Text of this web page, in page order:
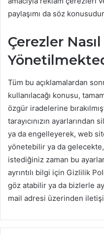
paylaşımı da söz
Çerezler Nasıl
Tüm bu açıklamalardan
kullanılacağı konusu,
özgür iradelerine
tarayıcınızın ayarlarından
ya da engelleyerek, web
yönetebilir ya da gelecekte,
istediğiniz zaman bu
ayrıntılı bilgi için Gizlilik
göz atabilir ya da bizlerle
mail adresi üzerinden